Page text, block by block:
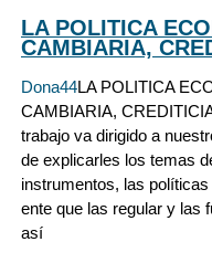
LA POLITICA
CAMBIARIA,
Dona44LA POLITICA
CAMBIARIA,
trabajo va dirigido a
de explicarles los temas
instrumentos, las
ente que las regular y las
así